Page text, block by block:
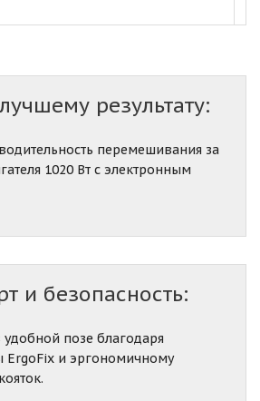
результату:
перемешивания за
1020 Вт с электронным
и безопасность:
позе благодаря
ErgoFix и эргономичному